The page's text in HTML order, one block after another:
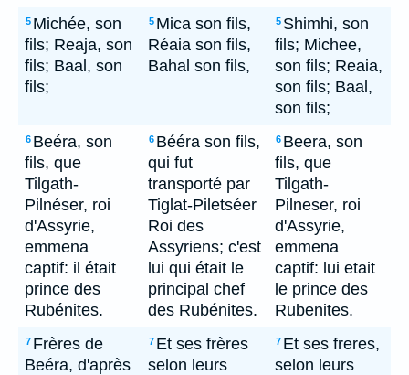
5 Michée, son
fils; Reaja, son
fils; Baal, son
fils;
5 Mica son fils,
Réaia son fils,
Bahal son fils,
5 Shimhi, son
fils; Michee,
son fils; Reaia,
son fils; Baal,
son fils;
6 Beéra, son
fils, que
Tilgath-
Pilnéser, roi
d'Assyrie,
emmena
captif: il était
prince des
Rubénites.
6 Bééra son fils,
qui fut
transporté par
Tiglat-Piletséer
Roi des
Assyriens; c'est
lui qui était le
principal chef
des Rubénites.
6 Beera, son
fils, que
Tilgath-
Pilneser, roi
d'Assyrie,
emmena
captif: lui etait
le prince des
Rubenites.
7 Frères de
Beéra, d'après
7 Et ses frères
selon leurs
7 Et ses freres,
selon leurs